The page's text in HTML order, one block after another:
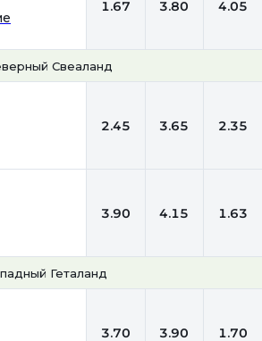
1.67 3.80 4.05
Свеаланд
2.45 3.65 2.35
3.90 4.15 1.63
Геталанд
3.70 3.90 1.70